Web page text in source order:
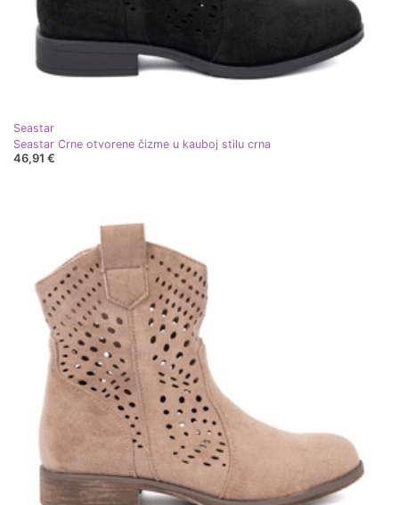
Seastar
Seastar Crne otvorene čizme u kauboj stilu crna
46,91 €